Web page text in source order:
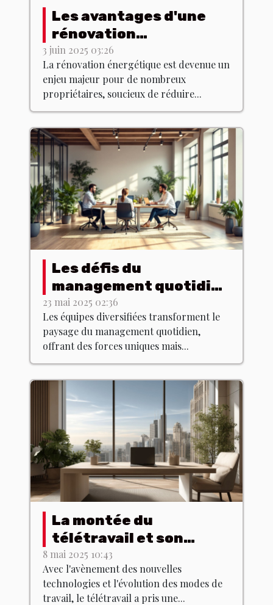
Les avantages d'une
rénovation
énergétique pour votre
domicile
3 juin 2025 03:26
La rénovation énergétique est devenue un
enjeu majeur pour de nombreux
propriétaires, soucieux de réduire...
Les défis du
management quotidien
dans les équipes
diversifiées
23 mai 2025 02:36
Les équipes diversifiées transforment le
paysage du management quotidien,
offrant des forces uniques mais...
La montée du
télétravail et son
impact sur l'immobilier
commercial
8 mai 2025 10:43
Avec l'avènement des nouvelles
technologies et l'évolution des modes de
travail, le télétravail a pris une...